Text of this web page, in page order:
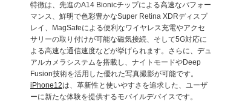
特徴は、先進のA14 Bionicチップによる高速なパフォー
マンス、鮮明で色彩豊かなSuper Retina XDRディスプ
レイ、MagSafeによる便利なワイヤレス充電やアクセ
サリーの取り付けが可能な磁気接続、そして5G対応に
よる高速な通信速度などが挙げられます。さらに、デュ
アルカメラシステムを搭載し、ナイトモードやDeep
Fusion技術を活用した優れた写真撮影が可能です。
iPhone12は、革新性と使いやすさを追求した、ユーザ
ーに新たな体験を提供するモバイルデバイスです。